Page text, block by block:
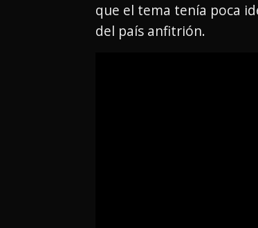
que el tema tenía poca
del país anfitrión.